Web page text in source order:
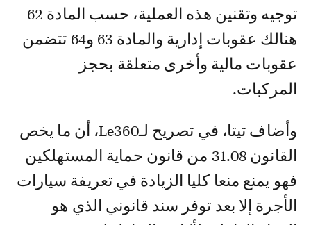
توجيه وتقنين هذه العملية، حسب المادة 62
هنالك عقوبات إدارية والمادة 63 و64 تتضمن
عقوبات مالية وأخرى متعلقة بحجز
المركبات.
وأضاف تيتا، في تصريح لـLe360، أن ما يخص
القانون 31.08 من قانون حماية المستهلكين
فهو يمنع منعا كليا الزيادة في تعريفة سيارات
الأجرة إلا بعد توفر سند قانوني الذي هو